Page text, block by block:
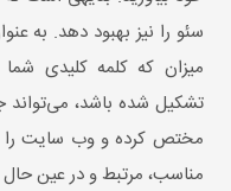
سئو را نیز بهبود دهد. به
میزان که کلمه کلیدی شما
تشکیل شده باشد،
مختص کرده و وب سایت را
مناسب، مرتبط و در عین حال